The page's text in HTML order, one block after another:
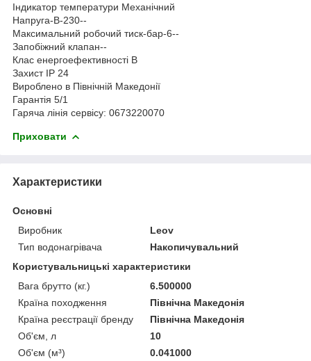
Індикатор температури Механічний
Напруга-В-230--
Максимальний робочий тиск-бар-6--
Запобіжний клапан--
Клас енергоефективності В
Захист IP 24
Вироблено в Північній Македонії
Гарантія 5/1
Гаряча лінія сервісу: 0673220070
Приховати
Характеристики
Основні
Виробник
Leov
Тип водонагрівача
Накопичувальний
Користувальницькі характеристики
Вага брутто (кг.)
6.500000
Країна походження
Північна Македонія
Країна реєстрації бренду
Північна Македонія
Об'єм, л
10
Об'єм (м³)
0.041000